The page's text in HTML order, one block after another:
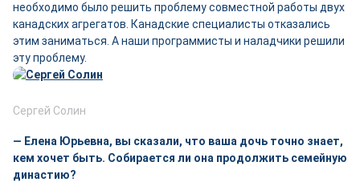
необходимо было решить проблему совместной работы двух
канадских агрегатов. Канадские специалисты отказались
этим заниматься. А наши программисты и наладчики решили
эту проблему.
Сергей Солин
— Елена Юрьевна, вы сказали, что ваша дочь точно знает,
кем хочет быть. Собирается ли она продолжить семейную
династию?